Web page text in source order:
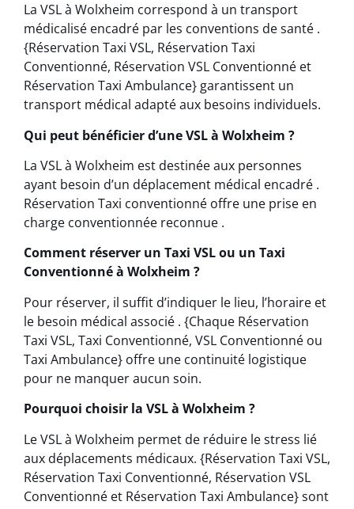
La VSL à Wolxheim correspond à un transport
médicalisé encadré par les conventions de santé .
{Réservation Taxi VSL, Réservation Taxi
Conventionné, Réservation VSL Conventionné et
Réservation Taxi Ambulance} garantissent un
transport médical adapté aux besoins individuels.
Qui peut bénéficier d’une VSL à Wolxheim ?
La VSL à Wolxheim est destinée aux personnes
ayant besoin d’un déplacement médical encadré .
Réservation Taxi conventionné offre une prise en
charge conventionnée reconnue .
Comment réserver un Taxi VSL ou un Taxi
Conventionné à Wolxheim ?
Pour réserver, il suffit d’indiquer le lieu, l’horaire et
le besoin médical associé . {Chaque Réservation
Taxi VSL, Taxi Conventionné, VSL Conventionné ou
Taxi Ambulance} offre une continuité logistique
pour ne manquer aucun soin.
Pourquoi choisir la VSL à Wolxheim ?
Le VSL à Wolxheim permet de réduire le stress lié
aux déplacements médicaux. {Réservation Taxi VSL,
Réservation Taxi Conventionné, Réservation VSL
Conventionné et Réservation Taxi Ambulance} sont